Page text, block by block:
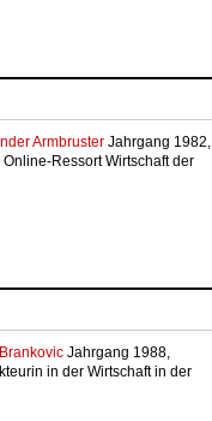
Armbruster Jahrgang 1982,
Online-Ressort Wirtschaft der
Jahrgang 1988,
in der Wirtschaft in der